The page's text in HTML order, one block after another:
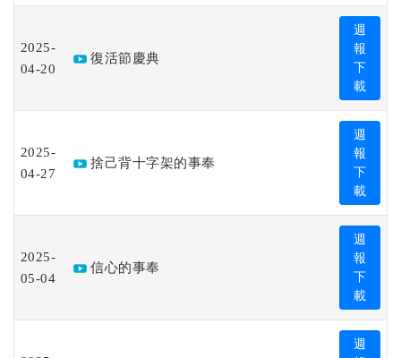
2025-
04-20
復活節慶典
週
報
下
載
2025-
04-27
捨己背十字架的事奉
週
報
下
載
2025-
05-04
信心的事奉
週
報
下
載
週